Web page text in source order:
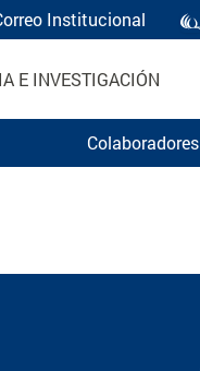
Institucional
E INVESTIGACIÓN
Colaboradores